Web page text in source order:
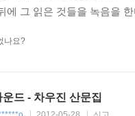
에 그 읽은 것들을 녹음을
나요?
드 - 차우진 산문집